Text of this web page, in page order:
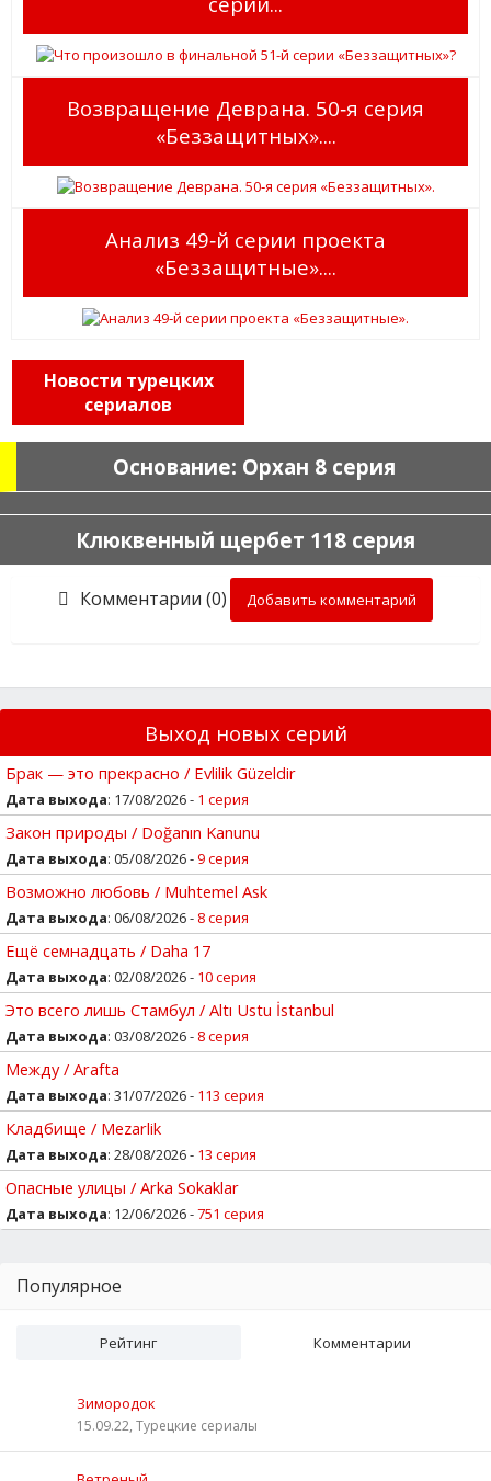
Возвращение Деврана. 50‑я серия
«Беззащитных»....
Анализ 49‑й серии проекта
«Беззащитные»....
Новости турецких
сериалов
Основание: Орхан 8 серия
Клюквенный щербет 118 серия
Комментарии (0) Добавить комментарий
Выход новых серий
Брак — это прекрасно / Evlilik Güzeldir
Дата выхода: 17/08/2026 - 1 серия
Закон природы / Doğanın Kanunu
Дата выхода: 05/08/2026 -9 серия
Возможно любовь / Muhtemel Ask
Дата выхода: 06/08/2026 - 8 серия
Ещё семнадцать / Daha 17
Дата выхода: 02/08/2026 - 10 серия
Это всего лишь Стамбул / Altı Ustu İstanbul
Дата выхода: 03/08/2026 - 8 серия
Между / Arafta
Дата выхода: 31/07/2026 - 113 серия
Кладбище / Mezarlik
Дата выхода: 28/08/2026 - 13 серия
Опасные улицы / Arka Sokaklar
Дата выхода: 12/06/2026 -751 серия
Популярное
Рейтинг Комментарии
Зимородок
15.09.22, Турецкие сериалы